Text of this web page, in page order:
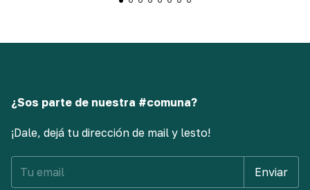
¿Sos parte de nuestra #comuna?
¡Dale, dejá tu dirección de mail y lesto!